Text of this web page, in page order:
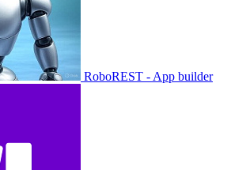
RoboREST - App builder